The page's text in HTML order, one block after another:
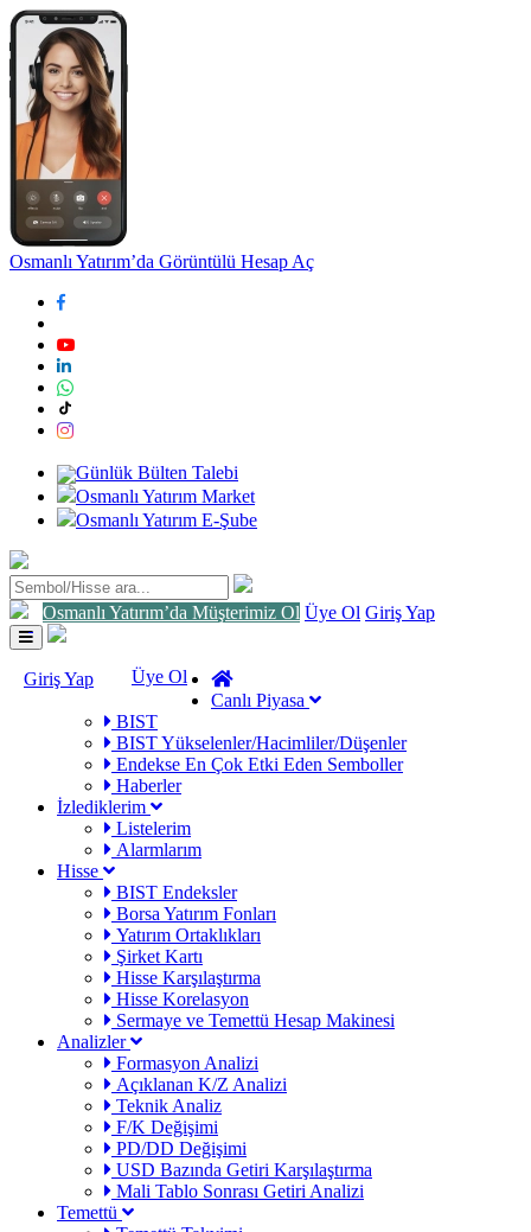
Osmanlı Yatırım’da Görüntülü Hesap Aç
Günlük Bülten Talebi
Osmanlı Yatırım Market
Osmanlı Yatırım E-Şube
Osmanlı Yatırım’da Müşterimiz Ol Üye Ol Giriş Yap
Toggle
navigation
Giriş Yap
Üye Ol
Canlı Piyasa
BIST
BIST Yükselenler/Hacimliler/Düşenler
Endekse En Çok Etki Eden Semboller
Haberler
İzlediklerim
Listelerim
Alarmlarım
Hisse
BIST Endeksler
Borsa Yatırım Fonları
Yatırım Ortaklıkları
Şirket Kartı
Hisse Karşılaştırma
Hisse Korelasyon
Sermaye ve Temettü Hesap Makinesi
Analizler
Formasyon Analizi
Açıklanan K/Z Analizi
Teknik Analiz
F/K Değişimi
PD/DD Değişimi
USD Bazında Getiri Karşılaştırma
Mali Tablo Sonrası Getiri Analizi
Temettü